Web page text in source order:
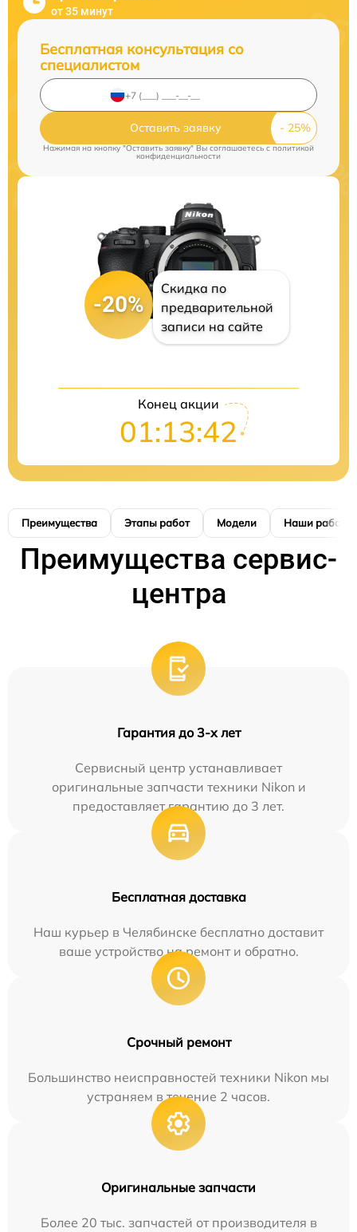
от 35 минут
Бесплатная консультация со
специалистом
Оставить заявку
Нажимая на кнопку "Оставить заявку" Вы соглашаетесь cполитикой
конфиденциальности
-20%
Скидка по
предварительной
записи на сайте
Конец акции
01:13:41
Преимущества Этапы работ Модели Наши работы
Преимущества сервис-
центра
Гарантия до 3-х лет
Сервисный центр устанавливает
оригинальные запчасти техники Nikon и
предоставляет гарантию до 3 лет.
Бесплатная доставка
Наш курьер в Челябинске бесплатно доставит
ваше устройство на ремонт и обратно.
Срочный ремонт
Большинство неисправностей техники Nikon мы
устраняем в течение 2 часов.
Оригинальные запчасти
Более 20 тыс. запчастей от производителя в